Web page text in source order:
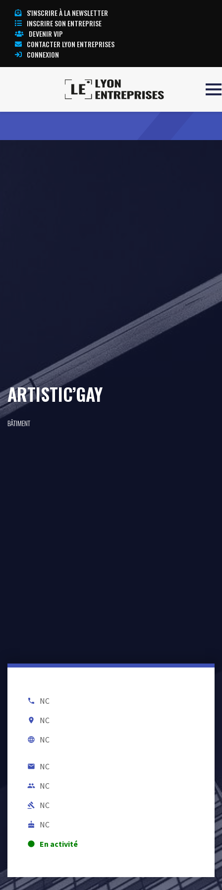
S'INSCRIRE À LA NEWSLETTER
INSCRIRE SON ENTREPRISE
DEVENIR VIP
CONTACTER LYON ENTREPRISES
CONNEXION
ARTISTIC’GAY
BÂTIMENT
local_phone NC
room NC
language NC
email NC
people NC
gavel NC
cake NC
lens En activité